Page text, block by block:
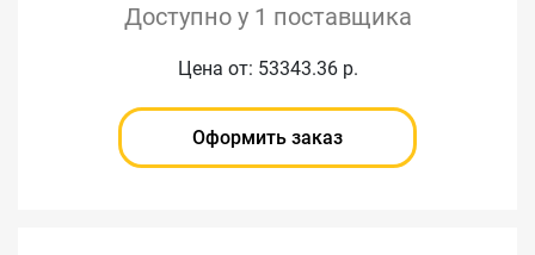
Доступно у 1 поставщика
Цена от: 53343.36 р.
Оформить заказ